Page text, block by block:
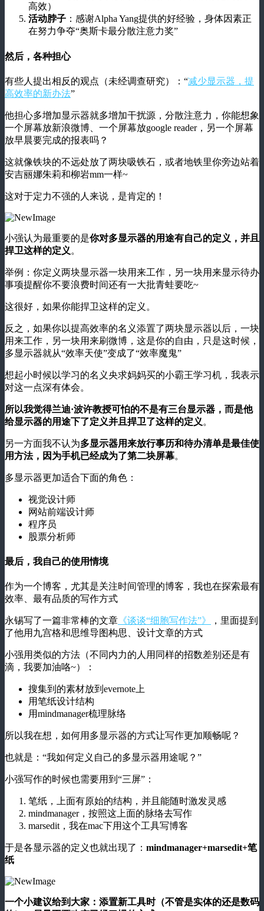
高效）
活动脖子 ：感谢Alpha Yang提供的好经验，身体因素正
在努力争夺“奥斯卡最分散注意力奖”
然后，各种担心
有些人提出相反的观点（未经调查研究）：“减少显示器，提
高效率的新办法”
他担心多增加显示器就多增加干扰源，分散注意力，你能想象
一个屏幕放新浪微博、一个屏幕放google reader，另一个屏幕
放早晨要完成的报表吗？
这就像铁块的不远处放了两块吸铁石，或者地铁里你旁边站着
安吉丽娜朱莉和柳岩mm一样~
这对于定力不强的人来说，是肯定的！
小强认为最重要的是你对多显示器的用途有自己的定义，并且
捍卫这样的定义 。
举例：你定义两块显示器一块用来工作，另一块用来显示待办
事项提醒你不要浪费时间还有一大批青蛙要吃~
这很好，如果你能捍卫这样的定义。
反之，如果你以提高效率的名义添置了两块显示器以后，一块
用来工作，另一块用来刷微博，这是你的自由，只是这时候，
多显示器就从“效率天使”变成了“效率魔鬼”
想起小时候以学习的名义央求妈妈买的小霸王学习机，我表示
对这一点深有体会。
所以我觉得兰迪·波许教授可怕的不是有三台显示器，而是他
给显示器的用途下了定义并且捍卫了这样的定义 。
另一方面我不认为多显示器用来放行事历和待办清单是最佳使
用方法，因为手机已经成为了第二块屏幕。
多显示器更加适合下面的角色：
视觉设计师
网站前端设计师
程序员
股票分析师
最后，我自己的使用情境
作为一个博客，尤其是关注时间管理的博客，我也在探索最有
效率、最有品质的写作方式
永锡写了一篇非常棒的文章 《谈谈“细胞写作法”》
，里面提到
了他用九宫格和思维导图构思、设计文章的方式
小强用类似的方法（不同内力的人用同样的招数差别还是有
滴，我要加油咯~）：
搜集到的素材放到evernote上
用笔纸设计结构
用mindmanager梳理脉络
所以我在想，如何用多显示器的方式让写作更加顺畅呢？
也就是：“我如何定义自己的多显示器用途呢？”
小强写作的时候也需要用到“三屏”：
笔纸，上面有原始的结构，并且能随时激发灵感
mindmanager，按照这上面的脉络去写作
marsedit，我在mac下用这个工具写博客
于是各显示器的定义也就出现了： mindmanager+marsedit+笔
纸
一个小建议给到大家：添置新工具时（不管是实体的还是数码